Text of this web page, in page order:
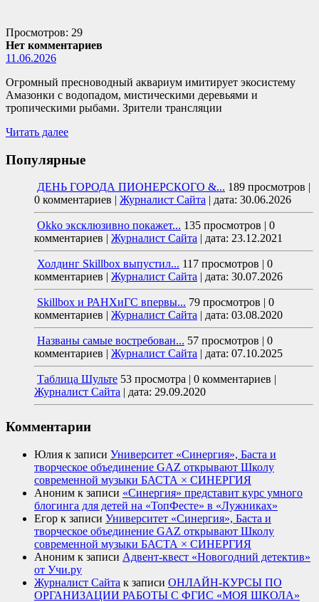
Просмотров: 29
Нет комментариев
11.06.2026
Огромный пресноводный аквариум имитирует экосистему
Амазонки с водопадом, мистическими деревьями и
тропическими рыбами. Зрители трансляции
Читать далее
Популярные
ДЕНЬ ГОРОДА ПИОНЕРСКОГО &... 189 просмотров
0 комментариев
Журналист Сайта дата: 30.06.2026
Okko эксклюзивно покажет... 135 просмотров
0
комментариев
Журналист Сайта дата: 23.12.2021
Холдинг Skillbox выпустил... 117 просмотров
0
комментариев
Журналист Сайта дата: 30.07.2026
Skillbox и РАНХиГС впервы... 79 просмотров
0
комментариев
Журналист Сайта дата: 03.08.2020
Названы самые востребован... 57 просмотров
0
комментариев
Журналист Сайта дата: 07.10.2025
Таблица Шульте 53 просмотра 0 комментариев
Журналист Сайта
дата: 29.09.2020
Комментарии
Юлия к записи Университет «Синергия», Баста и
творческое объединение GAZ открывают Школу
современной музыки БАСТА × СИНЕРГИЯ
Аноним к записи «Синергия» представит курс умного
блогинга для детей на «ТопФесте» в «Лужниках»
Егор к записи Университет «Синергия», Баста и
творческое объединение GAZ открывают Школу
современной музыки БАСТА × СИНЕРГИЯ
Аноним к записи Адвент-квест «Новогодний детектив»
от Учи.ру
Журналист Сайта к записи ОНЛАЙН-КУРСЫ ПО
ОРГАНИЗАЦИИ РАБОТЫ С ФГИС «МОЯ ШКОЛА»